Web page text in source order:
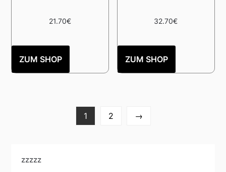
21.70€
ZUM SHOP
32.70€
ZUM SHOP
1 2 →
zzzzz